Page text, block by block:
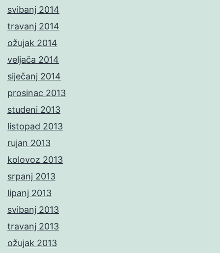
svibanj 2014
travanj 2014
ožujak 2014
veljača 2014
siječanj 2014
prosinac 2013
studeni 2013
listopad 2013
rujan 2013
kolovoz 2013
srpanj 2013
lipanj 2013
svibanj 2013
travanj 2013
ožujak 2013